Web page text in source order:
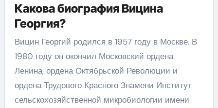
Какова биография Вицина
Георгия?
Вицин Георгий родился в 1957 году в Москве. В
1980 году он окончил Московский ордена
Ленина, ордена Октябрьской Революции и
ордена Трудового Красного Знамени Институт
сельскохозяйственной микробиологии имени